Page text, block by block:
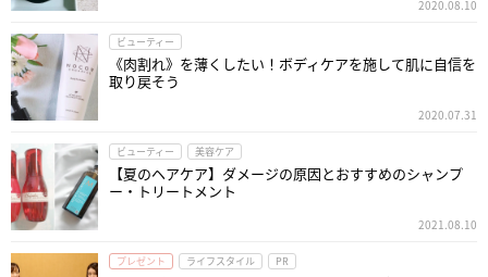
2020.08.10
ビューティー
《肉割れ》を薄くしたい！ボディケアを施して肌に自信を
取り戻そう
2020.07.31
ビューティー 美容ケア
【夏のヘアケア】ダメージの原因とおすすめのシャンプ
ー・トリートメント
2021.08.10
プレゼント ライフスタイル PR